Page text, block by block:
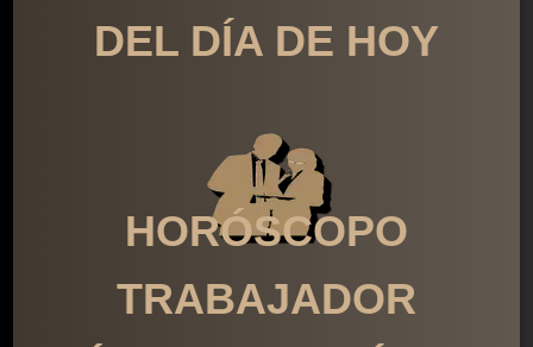
DEL DÍA DE HOY
HORÓSCOPO
TRABAJADOR